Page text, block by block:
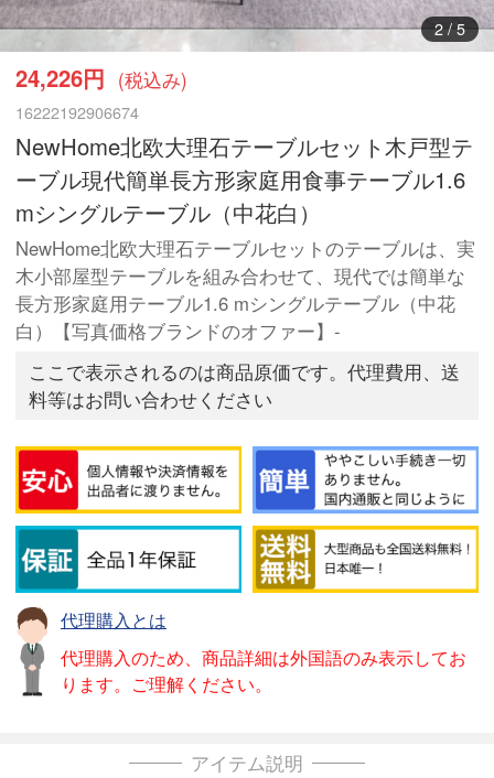
3/ 5
24,226円 (税込み)
16222192906674
NewHome北欧大理石テーブルセット木戸型テ
ーブル現代簡単長方形家庭用食事テーブル1.6
mシングルテーブル（中花白）
NewHome北欧大理石テーブルセットのテーブルは、実
木小部屋型テーブルを組み合わせて、現代では簡単な
長方形家庭用テーブル1.6 mシングルテーブル（中花
白）【写真価格ブランドのオファー】-
ここで表示されるのは商品原価です。代理費用、送
料等はお問い合わせください
代理購入とは
代理購入のため、商品詳細は外国語のみ表示してお
ります。ご理解ください。
アイテム説明